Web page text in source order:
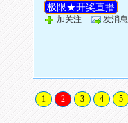
极限★开奖直播
加关注 发消息
1 2 3 4 5